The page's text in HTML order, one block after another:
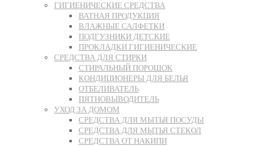
ГИГИЕНИЧЕСКИЕ СРЕДСТВА
ВАТНАЯ ПРОДУКЦИЯ
ВЛАЖНЫЕ САЛФЕТКИ
ПОДГУЗНИКИ ДЕТСКИЕ
ПРОКЛАДКИ ГИГИЕНИЧЕСКИЕ
СРЕДСТВА ДЛЯ СТИРКИ
СТИРАЛЬНЫЙ ПОРОШОК
КОНДИЦИОНЕРЫ ДЛЯ БЕЛЬЯ
ОТБЕЛИВАТЕЛЬ
ПЯТНОВЫВОДИТЕЛЬ
УХОД ЗА ДОМОМ
СРЕДСТВА ДЛЯ МЫТЬЯ ПОСУДЫ
СРЕДСТВА ДЛЯ МЫТЬЯ СТЕКОЛ
СРЕДСТВА ОТ НАКИПИ